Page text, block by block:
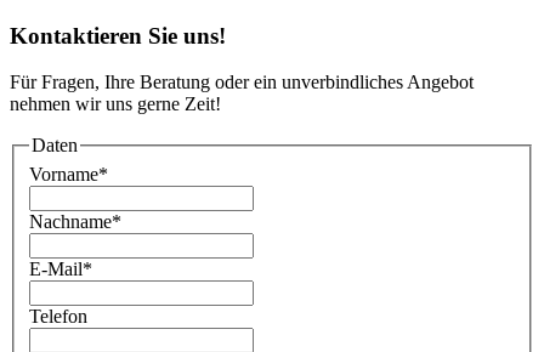
Kontaktieren Sie uns!
Für Fragen, Ihre Beratung oder ein unverbindliches Angebot
nehmen wir uns gerne Zeit!
Daten
Vorname*
Nachname*
E-Mail*
Telefon